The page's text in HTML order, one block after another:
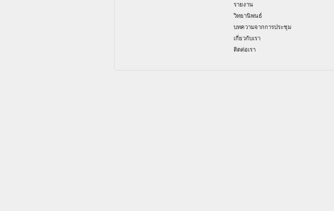
รายงาน
วิทยานิพนธ์
บทความจากการประชุม
เกี่ยวกับเรา
ติดต่อเรา